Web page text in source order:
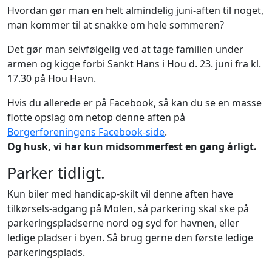
Hvordan gør man en helt almindelig juni-aften til noget,
man kommer til at snakke om hele sommeren?
Det gør man selvfølgelig ved at tage familien under
armen og kigge forbi Sankt Hans i Hou d. 23. juni fra kl.
17.30 på Hou Havn.
Hvis du allerede er på Facebook, så kan du se en masse
flotte opslag om netop denne aften på
Borgerforeningens Facebook-side.
Og husk, vi har kun midsommerfest en gang årligt.
Parker tidligt.
Kun biler med handicap-skilt vil denne aften have
tilkørsels-adgang på Molen, så parkering skal ske på
parkeringspladserne nord og syd for havnen, eller
ledige pladser i byen. Så brug gerne den første ledige
parkeringsplads.